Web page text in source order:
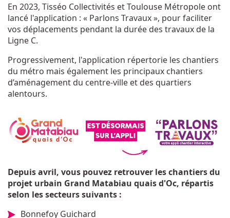
En 2023, Tisséo Collectivités et Toulouse Métropole ont
lancé l'application : « Parlons Travaux », pour faciliter
vos déplacements pendant la durée des travaux de la
Ligne C.
Progressivement, l'application répertorie les chantiers
du métro mais également les principaux chantiers
d’aménagement du centre-ville et des quartiers
alentours.
Depuis avril, vous pouvez retrouver les chantiers du
projet urbain Grand Matabiau quais d'Oc, répartis
selon les secteurs suivants :
Bonnefoy Guichard